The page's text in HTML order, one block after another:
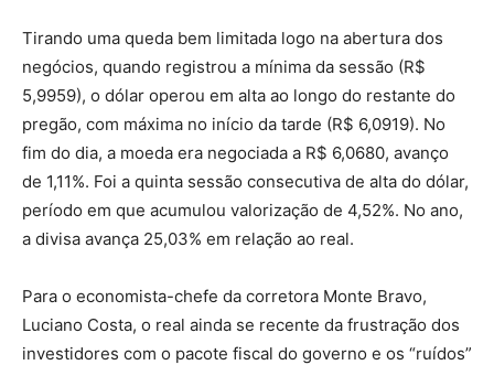
Tirando uma queda bem limitada logo na abertura dos
negócios, quando registrou a mínima da sessão (R$
5,9959), o dólar operou em alta ao longo do restante do
pregão, com máxima no início da tarde (R$ 6,0919). No
fim do dia, a moeda era negociada a R$ 6,0680, avanço
de 1,11%. Foi a quinta sessão consecutiva de alta do dólar,
período em que acumulou valorização de 4,52%. No ano,
a divisa avança 25,03% em relação ao real.
Para o economista-chefe da corretora Monte Bravo,
Luciano Costa, o real ainda se recente da frustração dos
investidores com o pacote fiscal do governo e os “ruídos”